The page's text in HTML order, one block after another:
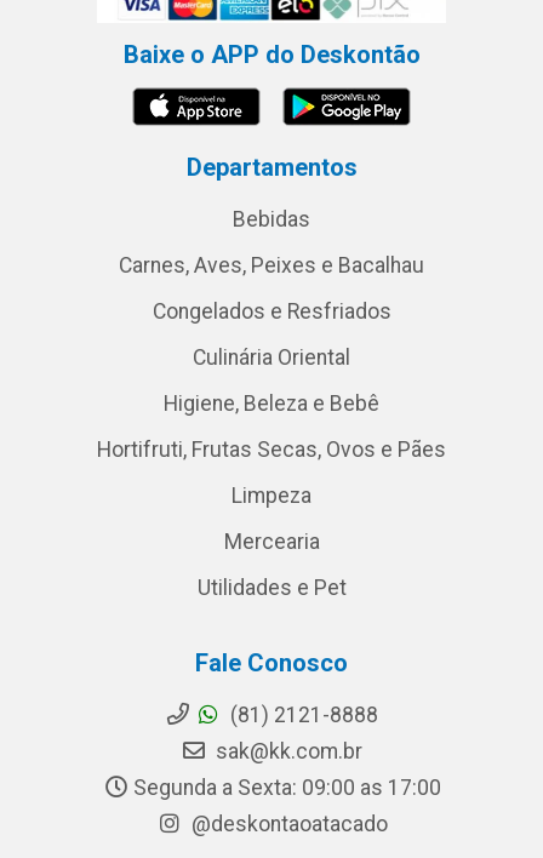
Baixe o APP do Deskontão
Departamentos
Bebidas
Carnes, Aves, Peixes e Bacalhau
Congelados e Resfriados
Culinária Oriental
Higiene, Beleza e Bebê
Hortifruti, Frutas Secas, Ovos e Pães
Limpeza
Mercearia
Utilidades e Pet
Fale Conosco
(81) 2121-8888
sak@kk.com.br
Segunda a Sexta: 09:00 as 17:00
@deskontaoatacado